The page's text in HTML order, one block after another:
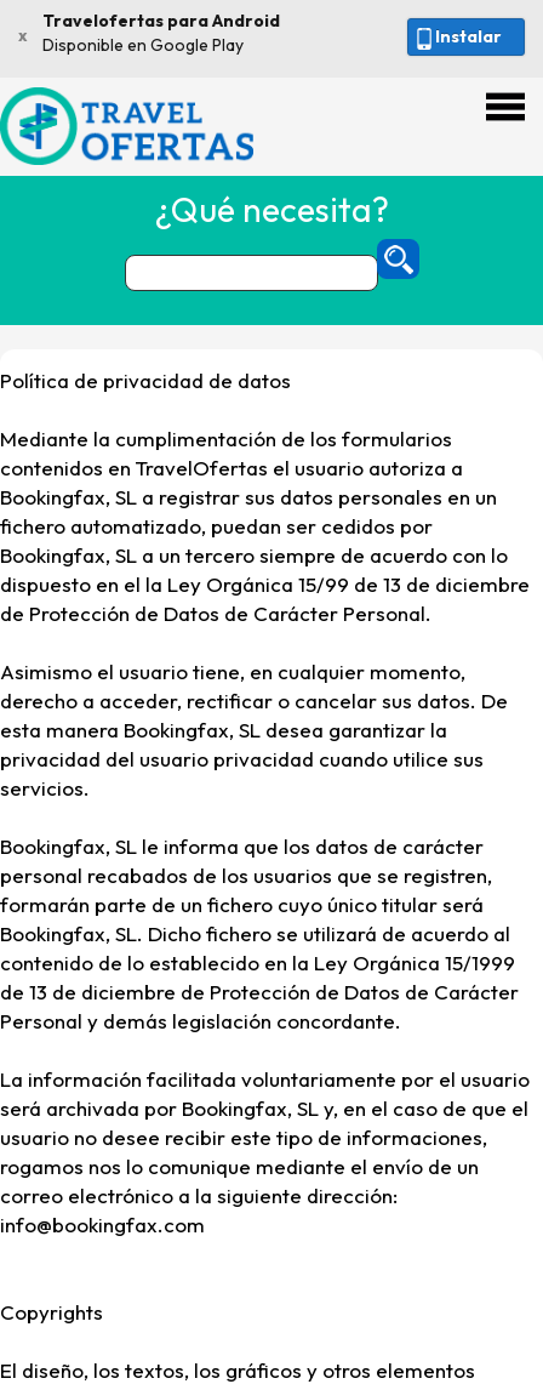
Instalar
x
Travelofertas para Android
Disponible en Google Play
¿Qué necesita?
Política de privacidad de datos
Mediante la cumplimentación de los formularios
contenidos en TravelOfertas el usuario autoriza a
Bookingfax, SL a registrar sus datos personales en un
fichero automatizado, puedan ser cedidos por
Bookingfax, SL a un tercero siempre de acuerdo con lo
dispuesto en el la Ley Orgánica 15/99 de 13 de diciembre
de Protección de Datos de Carácter Personal.
Asimismo el usuario tiene, en cualquier momento,
derecho a acceder, rectificar o cancelar sus datos. De
esta manera Bookingfax, SL desea garantizar la
privacidad del usuario privacidad cuando utilice sus
servicios.
Bookingfax, SL le informa que los datos de carácter
personal recabados de los usuarios que se registren,
formarán parte de un fichero cuyo único titular será
Bookingfax, SL. Dicho fichero se utilizará de acuerdo al
contenido de lo establecido en la Ley Orgánica 15/1999
de 13 de diciembre de Protección de Datos de Carácter
Personal y demás legislación concordante.
La información facilitada voluntariamente por el usuario
será archivada por Bookingfax, SL y, en el caso de que el
usuario no desee recibir este tipo de informaciones,
rogamos nos lo comunique mediante el envío de un
correo electrónico a la siguiente dirección:
info@bookingfax.com
Copyrights
El diseño, los textos, los gráficos y otros elementos